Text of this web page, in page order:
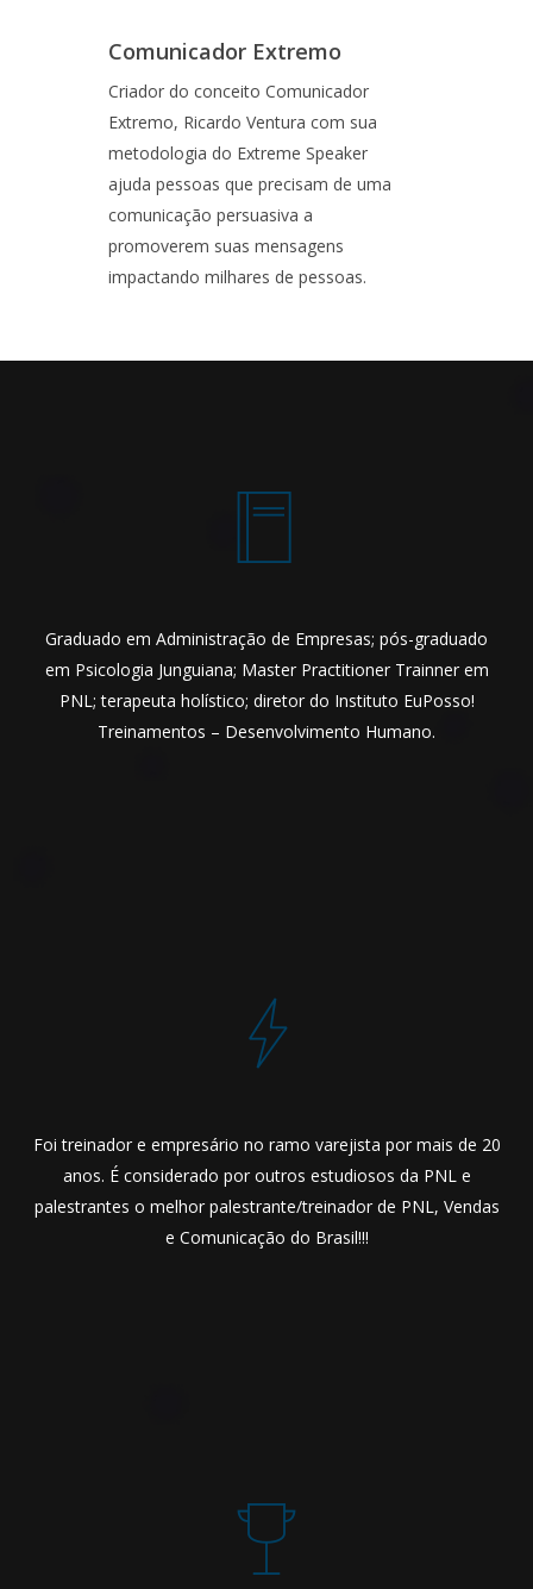
Comunicador Extremo
Criador do conceito Comunicador
Extremo, Ricardo Ventura com sua
metodologia do Extreme Speaker
ajuda pessoas que precisam de uma
comunicação persuasiva a
promoverem suas mensagens
impactando milhares de pessoas.
Graduado em Administração de Empresas; pós-graduado
em Psicologia Junguiana; Master Practitioner Trainner em
PNL; terapeuta holístico; diretor do Instituto EuPosso!
Treinamentos – Desenvolvimento Humano.
Foi treinador e empresário no ramo varejista por mais de 20
anos. É considerado por outros estudiosos da PNL e
palestrantes o melhor palestrante/treinador de PNL, Vendas
e Comunicação do Brasil!!!